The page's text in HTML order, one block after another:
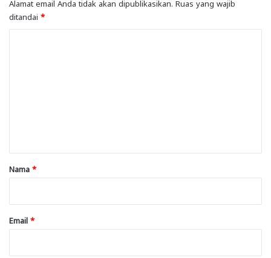
Alamat email Anda tidak akan dipublikasikan. Ruas yang wajib
ditandai *
rNama *
Email *